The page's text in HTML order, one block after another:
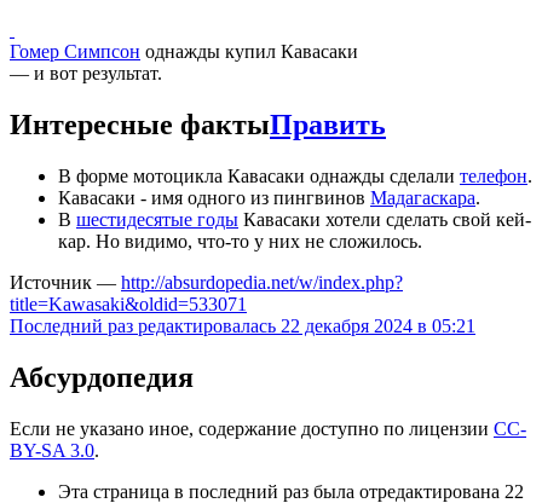
Гомер Симпсон однажды купил Кавасаки
— и вот результат.
Интересные фактыПравить
В форме мотоцикла Кавасаки однажды сделали телефон.
Кавасаки - имя одного из пингвинов Мадагаскара.
В шестидесятые годы Кавасаки хотели сделать свой кей-
кар. Но видимо, что-то у них не сложилось.
Источник — http://absurdopedia.net/w/index.php?
title=Kawasaki&oldid=533071
Последний раз редактировалась 22 декабря 2024 в 05:21
Абсурдопедия
Если не указано иное, содержание доступно по лицензии CC-
BY-SA 3.0.
Эта страница в последний раз была отредактирована 22